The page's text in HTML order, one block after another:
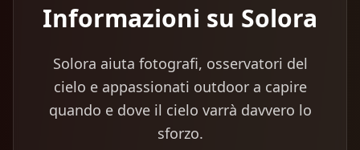
Informazioni su Solora
Solora aiuta fotografi, osservatori del
cielo e appassionati outdoor a capire
quando e dove il cielo varrà davvero lo
sforzo.